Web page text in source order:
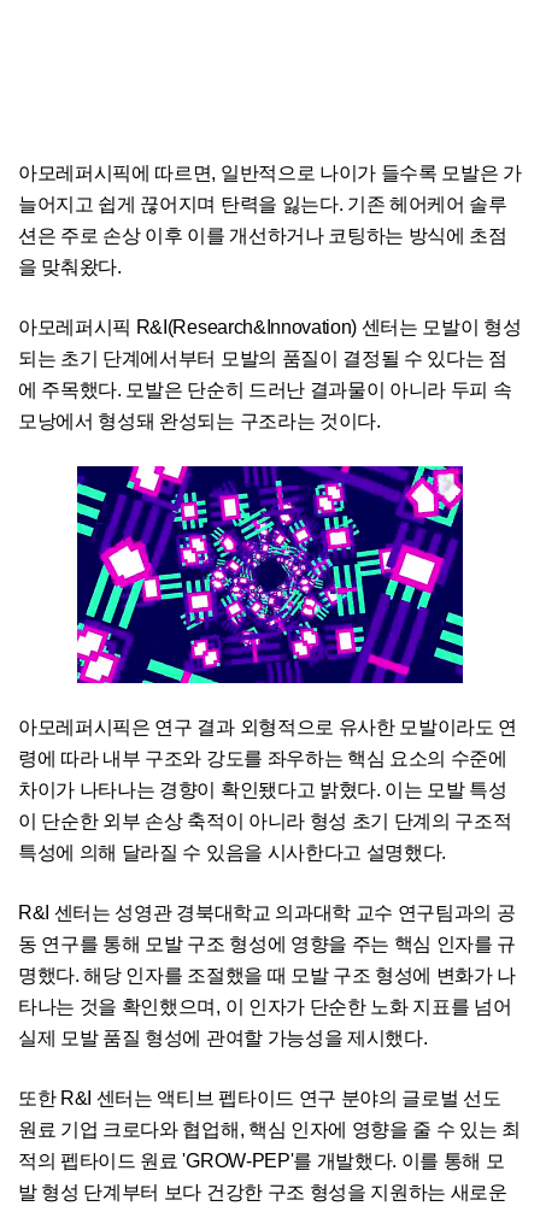
아모레퍼시픽에 따르면, 일반적으로 나이가 들수록 모발은 가
늘어지고 쉽게 끊어지며 탄력을 잃는다. 기존 헤어케어 솔루
션은 주로 손상 이후 이를 개선하거나 코팅하는 방식에 초점
을 맞춰왔다.
아모레퍼시픽 R&I(Research&Innovation) 센터는 모발이 형성
되는 초기 단계에서부터 모발의 품질이 결정될 수 있다는 점
에 주목했다. 모발은 단순히 드러난 결과물이 아니라 두피 속
모낭에서 형성돼 완성되는 구조라는 것이다.
아모레퍼시픽은 연구 결과 외형적으로 유사한 모발이라도 연
령에 따라 내부 구조와 강도를 좌우하는 핵심 요소의 수준에
차이가 나타나는 경향이 확인됐다고 밝혔다. 이는 모발 특성
이 단순한 외부 손상 축적이 아니라 형성 초기 단계의 구조적
특성에 의해 달라질 수 있음을 시사한다고 설명했다.
R&I 센터는 성영관 경북대학교 의과대학 교수 연구팀과의 공
동 연구를 통해 모발 구조 형성에 영향을 주는 핵심 인자를 규
명했다. 해당 인자를 조절했을 때 모발 구조 형성에 변화가 나
타나는 것을 확인했으며, 이 인자가 단순한 노화 지표를 넘어
실제 모발 품질 형성에 관여할 가능성을 제시했다.
또한 R&I 센터는 액티브 펩타이드 연구 분야의 글로벌 선도
원료 기업 크로다와 협업해, 핵심 인자에 영향을 줄 수 있는 최
적의 펩타이드 원료 'GROW-PEP'를 개발했다. 이를 통해 모
발 형성 단계부터 보다 건강한 구조 형성을 지원하는 새로운